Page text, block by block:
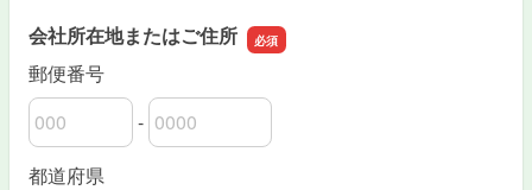
会社所在地またはご住所
郵便番号
郵便番号の上3桁
-
郵便番号の下4桁
都道府県